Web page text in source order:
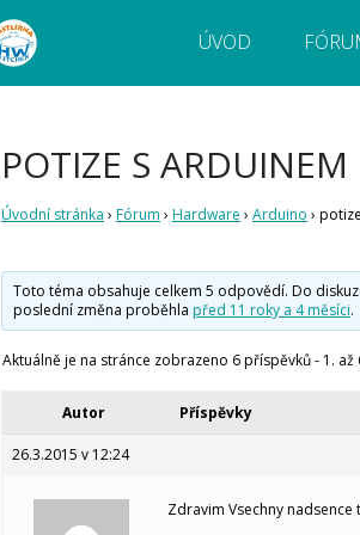
Bastlírna HWKITCHEN
Webový magazín o bastlení a tvoření. Naučte
ÚVOD
POTIZE S ARDUINEM
Úvodní stránka › Fórum › Hardware › Arduino ›
Toto téma obsahuje celkem 5 odpovědí. Do
poslední změna proběhla před 11 roky a 4 měsíci.
Aktuálně je na stránce zobrazeno 6 příspěvků - 1. až
Autor Příspěvky
26.3.2015 v 12:24
Zdravim Vsechny